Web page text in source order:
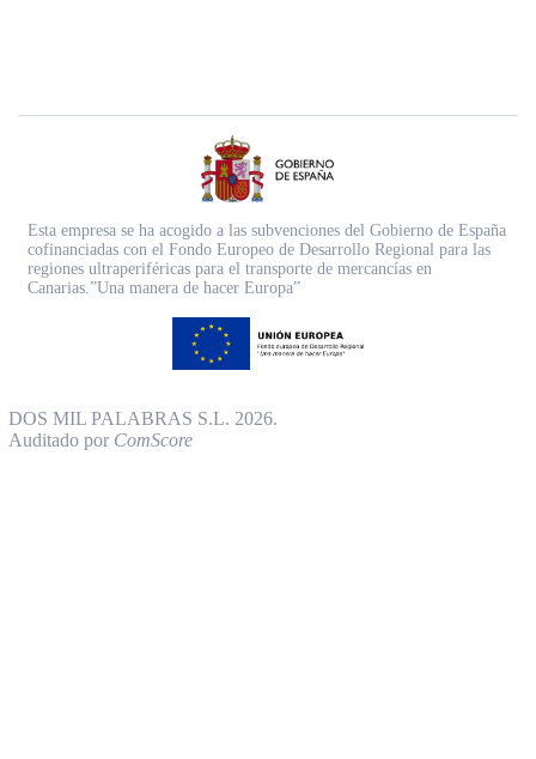
Esta empresa se ha acogido a las subvenciones del Gobierno de España
cofinanciadas con el Fondo Europeo de Desarrollo Regional para las
regiones ultraperiféricas para el transporte de mercancías en
Canarias.”Una manera de hacer Europa”
DOS MIL PALABRAS S.L. 2026.
Auditado por ComScore